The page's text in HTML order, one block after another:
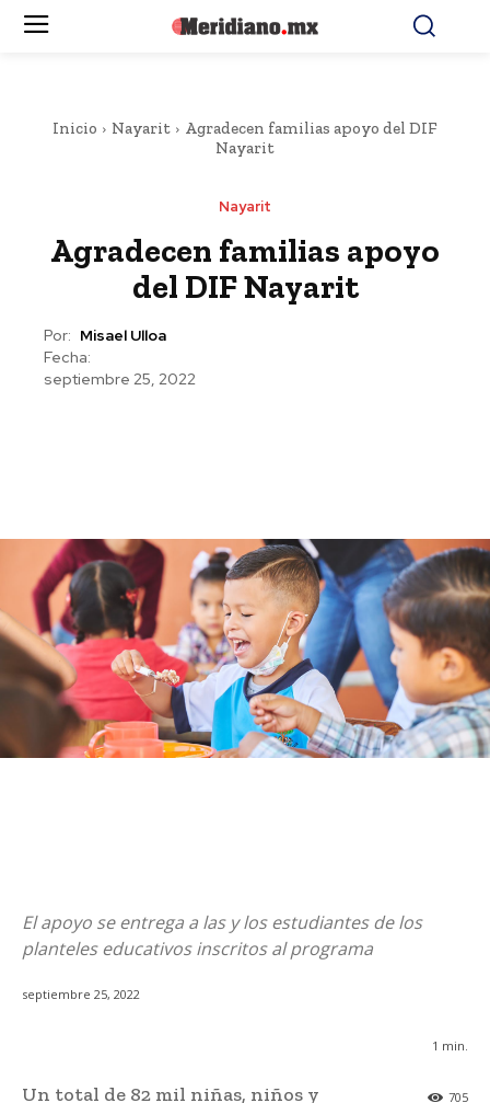
Inicio Nayarit
Agradecen familias apoyo del DIF
Nayarit
Nayarit
Agradecen familias apoyo
del DIF Nayarit
Por: Misael Ulloa
Fecha:
septiembre 25, 2022
El apoyo se entrega a las y los estudiantes de los
planteles educativos inscritos al programa
septiembre 25, 2022
1 min.
705
Un total de 82 mil niñas, niños y